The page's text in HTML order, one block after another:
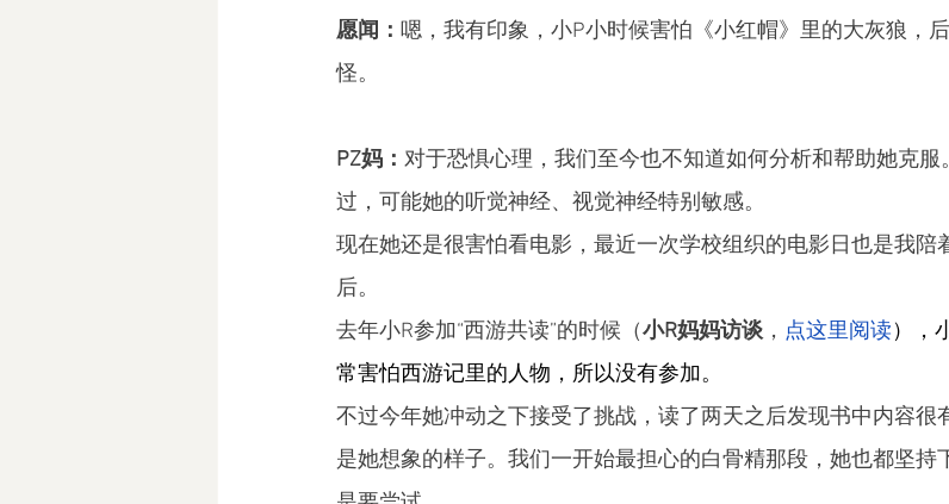
愿闻： 嗯，我有印象，小P小时候害怕《小红帽》里的大灰狼，
怪。
PZ妈： 对于恐惧心理，我们至今也不知道如何分析和帮助她克
过，可能她的听觉神经、视觉神经特别敏感。
现在她还是很害怕看电影，最近一次学校组织的电影日也是我陪
后。
去年小R参加“西游共读”的时候（小R妈妈访谈， 点这里阅读），
常害怕西游记里的人物，所以没有参加。
不过今年她冲动之下接受了挑战，读了两天之后发现书中内容很
是她想象的样子。我们一开始最担心的白骨精那段，她也都坚持